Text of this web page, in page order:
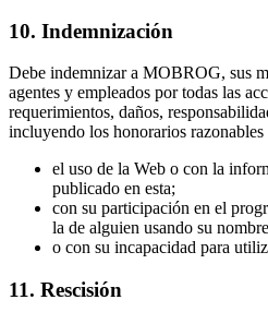
10. Indemnización
Debe indemnizar a MOBROG, sus
agentes y empleados por todas las
requerimientos, daños,
incluyendo los honorarios
el uso de la Web o con la
publicado en esta;
con su participación en el
la de alguien usando su
o con su incapacidad para
11. Rescisión